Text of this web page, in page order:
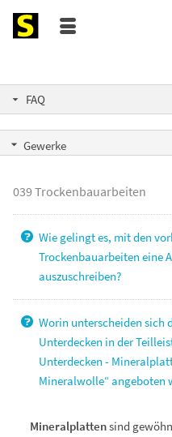
FAQ
Gewerke
039 Trockenbauarbeiten
Wie gelingt es, mit den
Trockenbauarbeiten eine
auszuschreiben?
Worin unterscheiden sich
Unterdecken in der
Unterdecken -
Mineralwolle“ angeboten
Mineralplattensind